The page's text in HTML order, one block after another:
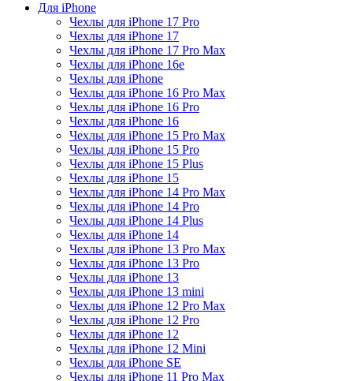
Для iPhone
Чехлы для iPhone 17 Pro
Чехлы для iPhone 17
Чехлы для iPhone 17 Pro Max
Чехлы для iPhone 16e
Чехлы для iPhone
Чехлы для iPhone 16 Pro Max
Чехлы для iPhone 16 Pro
Чехлы для iPhone 16
Чехлы для iPhone 15 Pro Max
Чехлы для iPhone 15 Pro
Чехлы для iPhone 15 Plus
Чехлы для iPhone 15
Чехлы для iPhone 14 Pro Max
Чехлы для iPhone 14 Pro
Чехлы для iPhone 14 Plus
Чехлы для iPhone 14
Чехлы для iPhone 13 Pro Max
Чехлы для iPhone 13 Pro
Чехлы для iPhone 13
Чехлы для iPhone 13 mini
Чехлы для iPhone 12 Pro Max
Чехлы для iPhone 12 Pro
Чехлы для iPhone 12
Чехлы для iPhone 12 Mini
Чехлы для iPhone SE
Чехлы для iPhone 11 Pro Max